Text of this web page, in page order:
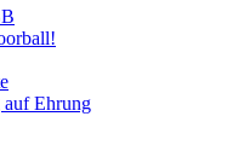
auf Ehrung